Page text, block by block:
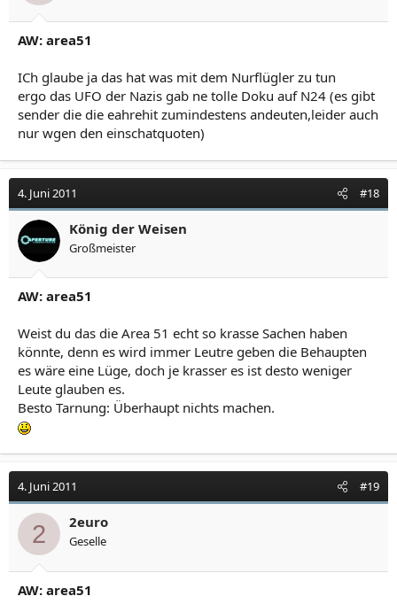
AW: area51
ICh glaube ja das hat was mit dem Nurflügler zu tun
ergo das UFO der Nazis gab ne tolle Doku auf N24 (es gibt
sender die die eahrehit zumindestens andeuten,leider auch
nur wgen den einschatquoten)
4. Juni 2011 #18
König der Weisen
Großmeister
AW: area51
Weist du das die Area 51 echt so krasse Sachen haben
könnte, denn es wird immer Leutre geben die Behaupten
es wäre eine Lüge, doch je krasser es ist desto weniger
Leute glauben es.
Besto Tarnung: Überhaupt nichts machen.
4. Juni 2011 #19
2 2euro
Geselle
AW: area51